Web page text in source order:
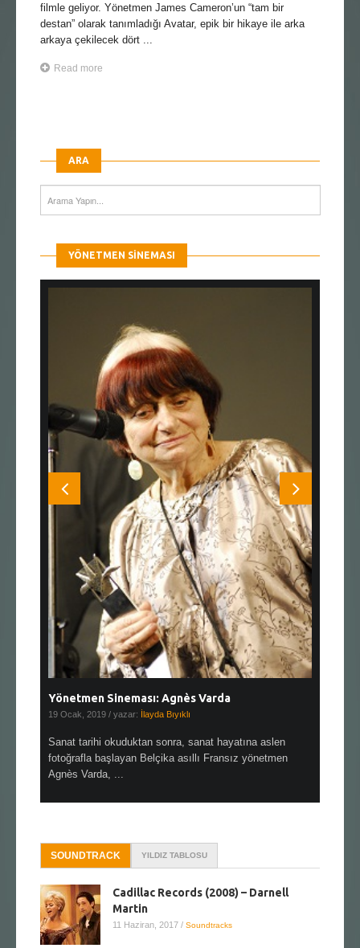
filmle geliyor. Yönetmen James Cameron’un “tam bir
destan” olarak tanımladığı Avatar, epik bir hikaye ile arka
arkaya çekilecek dört ...
Read more
ARA
YÖNETMEN SINEMASI
Yönetmen Sineması: Agnès Varda
19 Ocak, 2019 / yazar: İlayda Bıyıklı
Sanat tarihi okuduktan sonra, sanat hayatına aslen
fotoğrafla başlayan Belçika asıllı Fransız yönetmen
Agnès Varda, ...
SOUNDTRACK YILDIZ TABLOSU
Cadillac Records (2008) – Darnell
Martin
11 Haziran, 2017 / Soundtracks